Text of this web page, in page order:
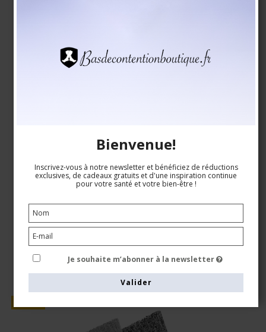
Bienvenue!
Inscrivez-vous à notre newsletter et bénéficiez de réductions
exclusives, de cadeaux gratuits et d'une inspiration continue
pour votre santé et votre bien-être !
Je souhaite m’abonner à la newsletter
Valider